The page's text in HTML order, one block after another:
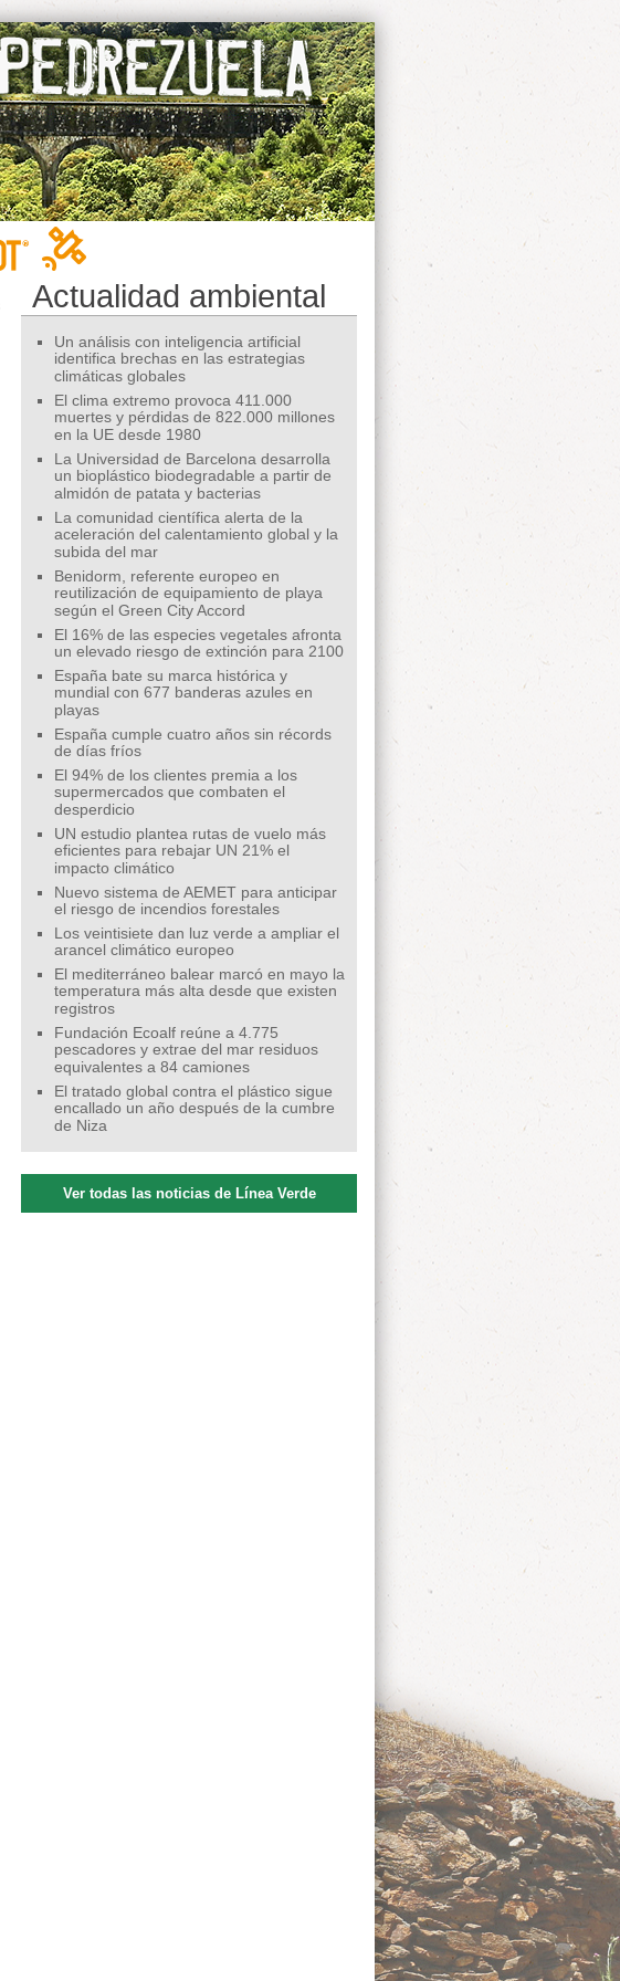
Actualidad ambiental
Un análisis con inteligencia artificial
identifica brechas en las estrategias
climáticas globales
El clima extremo provoca 411.000
muertes y pérdidas de 822.000 millones
en la UE desde 1980
La Universidad de Barcelona desarrolla
un bioplástico biodegradable a partir de
almidón de patata y bacterias
La comunidad científica alerta de la
aceleración del calentamiento global y la
subida del mar
Benidorm, referente europeo en
reutilización de equipamiento de playa
según el Green City Accord
El 16% de las especies vegetales afronta
un elevado riesgo de extinción para 2100
España bate su marca histórica y
mundial con 677 banderas azules en
playas
España cumple cuatro años sin récords
de días fríos
El 94% de los clientes premia a los
supermercados que combaten el
desperdicio
UN estudio plantea rutas de vuelo más
eficientes para rebajar UN 21% el
impacto climático
Nuevo sistema de AEMET para anticipar
el riesgo de incendios forestales
Los veintisiete dan luz verde a ampliar el
arancel climático europeo
El mediterráneo balear marcó en mayo la
temperatura más alta desde que existen
registros
Fundación Ecoalf reúne a 4.775
pescadores y extrae del mar residuos
equivalentes a 84 camiones
El tratado global contra el plástico sigue
encallado un año después de la cumbre
de Niza
Ver todas las noticias de Línea Verde